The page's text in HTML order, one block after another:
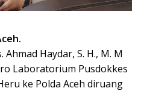
Haydar, S. H., M. M
Laboratorium Pusdokkes
ke Polda Aceh diruang